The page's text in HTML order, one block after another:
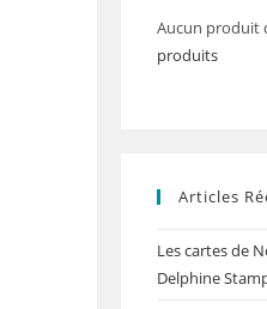
Aucun produit
produits
Articles
Les cartes de
Delphine